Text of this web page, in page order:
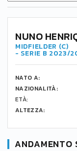
NUNO
MIDFIELDER (C)
- SERIE B 2023/
NATO A:
NAZIONALITÀ:
ETÀ:
ALTEZZA:
ANDAMENTO